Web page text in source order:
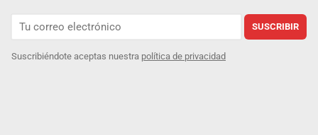
SUSCRIBIR
Suscribiéndote aceptas nuestra política de privacidad